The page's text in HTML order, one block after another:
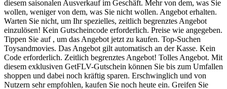
diesem saisonalen Ausverkauf im Geschäft. Mehr von dem, was Sie
wollen, weniger von dem, was Sie nicht wollen. Angebot erhalten.
Warten Sie nicht, um Ihr spezielles, zeitlich begrenztes Angebot
einzulösen! Kein Gutscheincode erforderlich. Preise wie angegeben.
Tippen Sie auf , um das Angebot jetzt zu kaufen. Top-Suchen
Toysandmovies. Das Angebot gilt automatisch an der Kasse. Kein
Code erforderlich. Zeitlich begrenztes Angebot! Tolles Angebot. Mit
diesem exklusiven GetFLV-Gutschein können Sie bis zum Umfallen
shoppen und dabei noch kräftig sparen. Erschwinglich und von
Nutzern sehr empfohlen, kaufen Sie noch heute ein. Greifen Sie